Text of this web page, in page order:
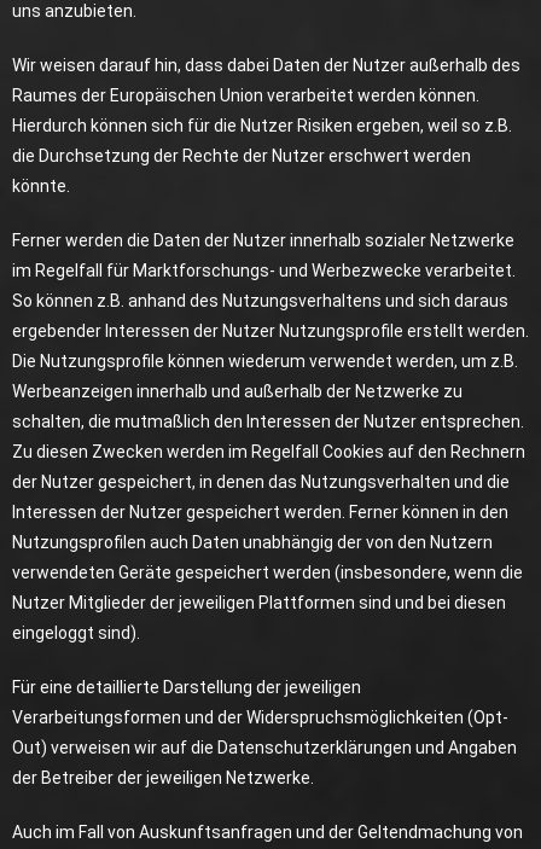
uns anzubieten.
Wir weisen darauf hin, dass dabei Daten der Nutzer außerhalb des
Raumes der Europäischen Union verarbeitet werden können.
Hierdurch können sich für die Nutzer Risiken ergeben, weil so z.B.
die Durchsetzung der Rechte der Nutzer erschwert werden
könnte.
Ferner werden die Daten der Nutzer innerhalb sozialer Netzwerke
im Regelfall für Marktforschungs- und Werbezwecke verarbeitet.
So können z.B. anhand des Nutzungsverhaltens und sich daraus
ergebender Interessen der Nutzer Nutzungsprofile erstellt werden.
Die Nutzungsprofile können wiederum verwendet werden, um z.B.
Werbeanzeigen innerhalb und außerhalb der Netzwerke zu
schalten, die mutmaßlich den Interessen der Nutzer entsprechen.
Zu diesen Zwecken werden im Regelfall Cookies auf den Rechnern
der Nutzer gespeichert, in denen das Nutzungsverhalten und die
Interessen der Nutzer gespeichert werden. Ferner können in den
Nutzungsprofilen auch Daten unabhängig der von den Nutzern
verwendeten Geräte gespeichert werden (insbesondere, wenn die
Nutzer Mitglieder der jeweiligen Plattformen sind und bei diesen
eingeloggt sind).
Für eine detaillierte Darstellung der jeweiligen
Verarbeitungsformen und der Widerspruchsmöglichkeiten (Opt-
Out) verweisen wir auf die Datenschutzerklärungen und Angaben
der Betreiber der jeweiligen Netzwerke.
Auch im Fall von Auskunftsanfragen und der Geltendmachung von